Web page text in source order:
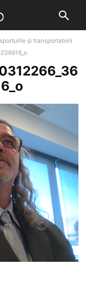
și transportatorii